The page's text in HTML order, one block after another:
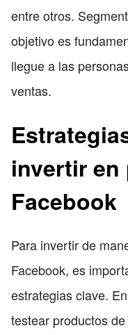
entre otros.
objetivo es
llegue a las
ventas.
invertir
Facebook
Para invertir de
Facebook, es
estrategias clave.
testear productos